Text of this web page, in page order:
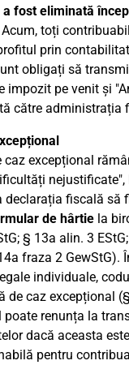
fost eliminată
Acum, toți
prin
obligați să
impozit pe venit și
către administrația
caz excepțional
declarația fiscală să
de hârtie la
§ 13a alin. 3
fraza 2 GewStG).
individuale,
de caz excepțional
renunța la
dacă aceasta
pentru